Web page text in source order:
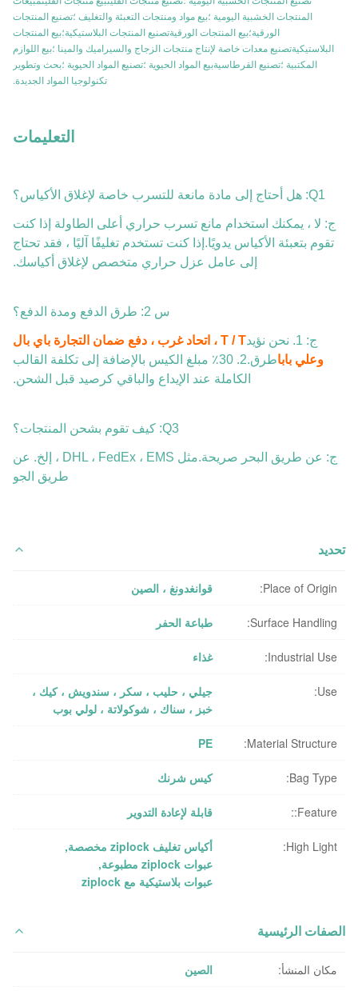
المنتجات الخشبية اليومية ؛بيع مواد ومنتجات التعبئة والتغليف ؛تصنيع المنتجات
الورقية؛بيع المنتجات الورقيةتصنيع المنتجات البلاستيكية؛بيع المنتجات
البلاستيكيةتصنيع معدات خاصة لإنتاج منتجات الزجاج والسيراميك والمينا ؛بيع اللوازم
المكتبية ؛تصنيع القرطاسيةبيع المواد الحيوية ؛تصنيع المواد الحيوية ؛بحث وتطوير
تكنولوجيا المواد الجديدة.
التعليمات
Q1: هل أحتاج إلى مادة مانعة للتسرب خاصة لإغلاق الأكياس؟
ج: لا ، يمكنك استخدام مانع تسرب حراري أعلى الطاولة إذا كنت
تقوم بتعبئة الأكياس يدويًا.إذا كنت تستخدم تغليفًا آليًا ، فقد تحتاج
إلى عامل عزل حراري متخصص لإغلاق أكياسك.
س 2: طرق الدفع ومدة الدفع؟
ج: 1. نحن نؤيد
T / T ، اتحاد غرب ، دفع ضمان التجارة باي بال
وعلي بابا
طرق.2. 30٪ مبلغ الكيس بالإضافة إلى تكلفة القالب
الكاملة عند الإيداع والباقي كرصيد قبل الشحن.
Q3: كيف تقوم بشحن المنتجات؟
ج: عن طريق البحر صريحة.مثل DHL ، FedEx ، EMS ، إلخ. عن
طريق الجو
تحديد
Place of Origin: قوانغدونغ ، الصين
Surface Handling: طباعة الحفر
Industrial Use: غذاء
Use:
جيلي ، حليب ، سكر ، سندويش ، كيك ،
خبز ، سناك ، شوكولاتة ، لولي بوب
Material Structure:
PE
Bag Type: كيس شرنك
Feature:: قابلة لإعادة التدوير
High Light: أكياس تغليف ziplock مخصصة
,
عبوات ziplock مطبوعة
,
عبوات بلاستيكية مع ziplock
الصفات الرئيسية
مكان المنشأ: الصين